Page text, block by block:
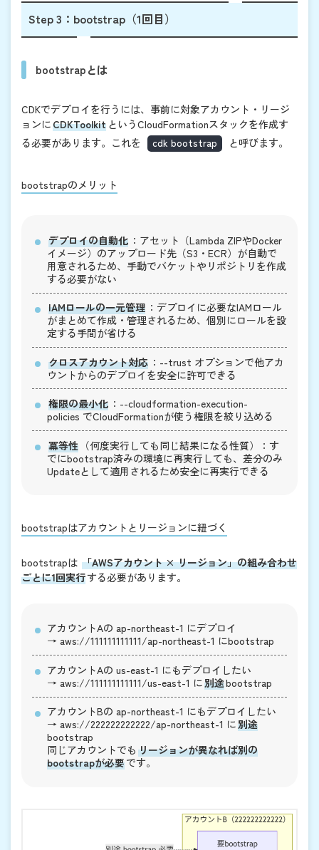
Step 3：bootstrap（1回目）
bootstrapとは
CDKでデプロイを行うには、事前に対象アカウント・リージ
ョンにCDKToolkit というCloudFormationスタックを作成す
る必要があります。これを
cdk bootstrap と呼びます。
bootstrapのメリット
デプロイの自動化 ：アセット（Lambda ZIPやDocker
イメージ）のアップロード先（S3・ECR）が自動で
用意されるため、手動でバケットやリポジトリを作成
する必要がない
IAMロールの一元管理 ：デプロイに必要なIAMロール
がまとめて作成・管理されるため、個別にロールを設
定する手間が省ける
クロスアカウント対応 ： --trust オプションで他アカ
ウントからのデプロイを安全に許可できる
権限の最小化 ： --cloudformation-execution-
policies でCloudFormationが使う権限を絞り込める
冪等性 （何度実行しても同じ結果になる性質）：す
でにbootstrap済みの環境に再実行しても、差分のみ
Updateとして適用されるため安全に再実行できる
bootstrapはアカウントとリージョンに紐づく
bootstrapは 「AWSアカウント × リージョン」の組み合わせ
ごとに1回実行する必要があります。
アカウントAのap-northeast-1 にデプロイ
→aws://111111111111/ap-northeast-1 にbootstrap
アカウントAのus-east-1 にもデプロイしたい
→aws://111111111111/us-east-1 に別途bootstrap
アカウントBのap-northeast-1 にもデプロイしたい
→aws://222222222222/ap-northeast-1 に別途
bootstrap
同じアカウントでも リージョンが異なれば別の
bootstrapが必要です。